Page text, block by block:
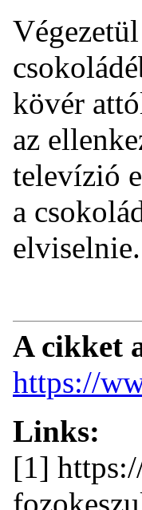
kövér
az
televízió
a
elviselnie.
A cikket
https://
Links:
[1]